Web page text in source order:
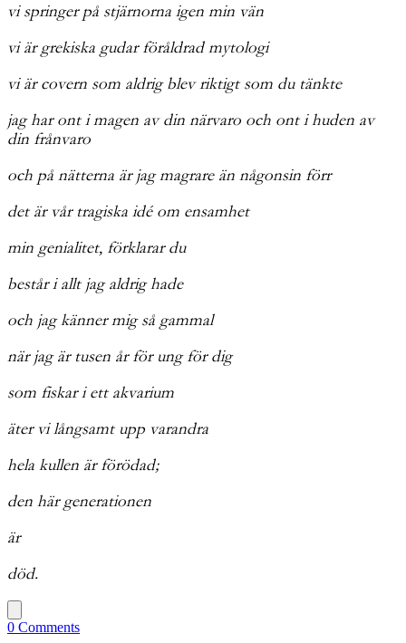
vi springer på stjärnorna igen min vän
vi är grekiska gudar föråldrad mytologi
vi är covern som aldrig blev riktigt som du tänkte
jag har ont i magen av din närvaro och ont i huden av
din frånvaro
och på nätterna är jag magrare än någonsin förr
det är vår tragiska idé om ensamhet
min genialitet, förklarar du
består i allt jag aldrig hade
och jag känner mig så gammal
när jag är tusen år för ung för dig
som fiskar i ett akvarium
äter vi långsamt upp varandra
hela kullen är förödad;
den här generationen
är
död.
0 Comments